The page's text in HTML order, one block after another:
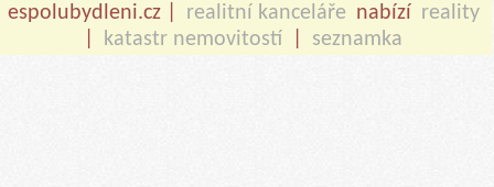
espolubydleni.cz |
realitní kanceláře nabízí reality
katastr nemovitostí seznamka